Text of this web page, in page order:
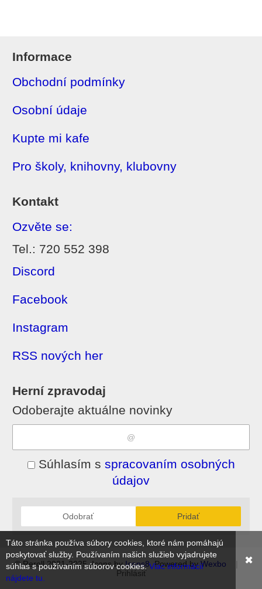
Informace
Obchodní podmínky
Osobní údaje
Kupte mi kafe
Pro školy, knihovny, klubovny
Kontakt
Ozvěte se:
Tel.: 720 552 398
Discord
Facebook
Instagram
RSS nových her
Herní zpravodaj
Odoberajte aktuálne novinky
Súhlasím s spracovaním osobných
údajov
Odobrať Pridať
© Reroll 2021-2025, Icons byIcons8, Powered byWexbo |
Prihlásiť
Táto stránka používa súbory cookies, ktoré nám pomáhajú
poskytovať služby. Používaním našich služieb vyjadrujete
súhlas s používaním súborov cookies.Viac informácií
nájdete tu.
✖